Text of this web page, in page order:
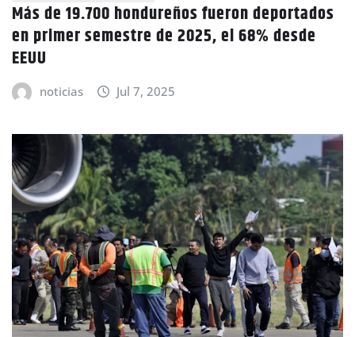
Más de 19.700 hondureños fueron deportados
en primer semestre de 2025, el 68% desde
EEUU
noticias Jul 7, 2025